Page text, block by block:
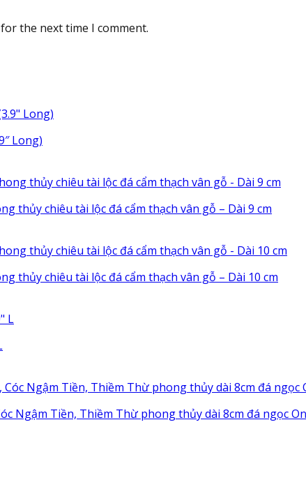
the next time I comment.
Long)
thủy chiêu tài lộc đá cẩm thạch vân gỗ – Dài 9 cm
thủy chiêu tài lộc đá cẩm thạch vân gỗ – Dài 10 cm
Ngậm Tiền, Thiềm Thừ phong thủy dài 8cm đá ngọc